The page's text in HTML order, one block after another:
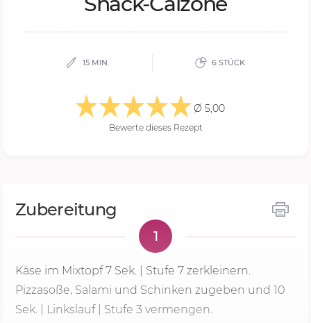
15 MIN. 6 STÜCK
Ø 5,00
Bewerte dieses Rezept
Zubereitung
1
Käse im Mixtopf7 Sek. Stufe 7 zerkleinern.
Pizzasoße, Salami und Schinken zugeben und 10
Sek. | Linkslauf | Stufe 3 vermengen.